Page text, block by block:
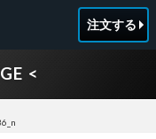
注文する
<